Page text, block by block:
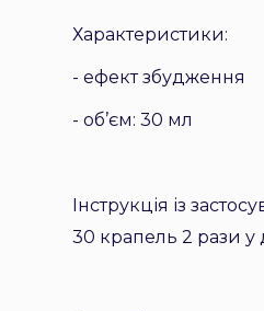
Характеристики:
- ефект збудження
- об’єм: 30 мл
Інструкція із
30 крапель 2 рази